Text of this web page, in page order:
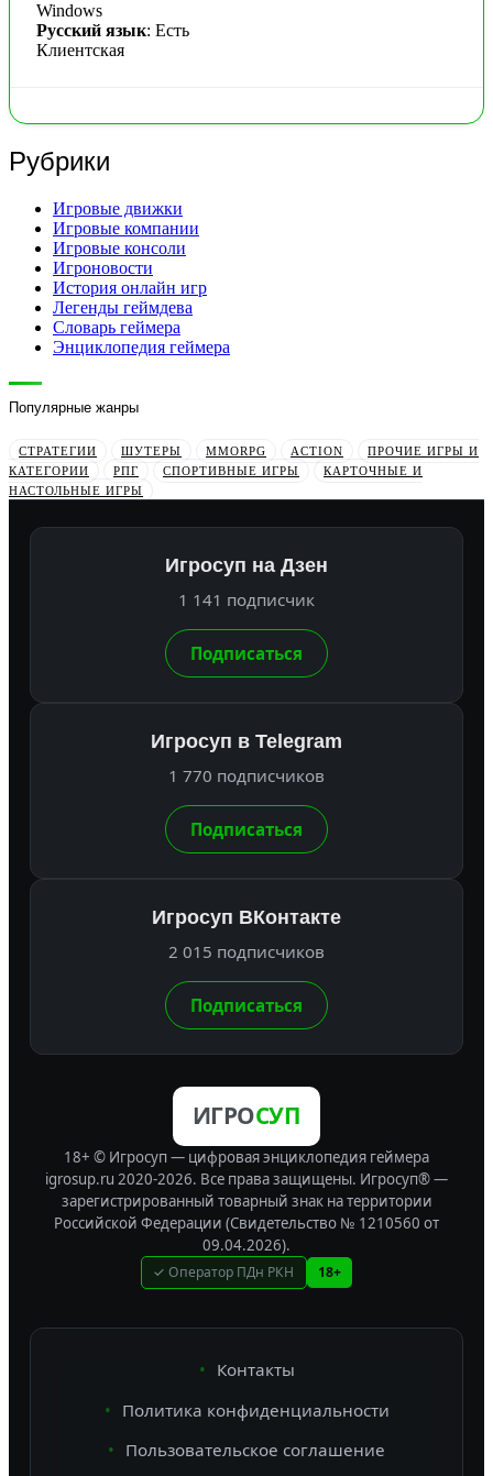
Windows
Русский язык: Есть
Клиентская
Рубрики
Игровые движки
Игровые компании
Игровые консоли
Игроновости
История онлайн игр
Легенды геймдева
Словарь геймера
Энциклопедия геймера
Популярные жанры
СТРАТЕГИИ ШУТЕРЫ MMORPG ACTION
ПРОЧИЕ ИГРЫ И
КАТЕГОРИИ
РПГ СПОРТИВНЫЕ ИГРЫ
КАРТОЧНЫЕ И
НАСТОЛЬНЫЕ ИГРЫ
Игросуп на Дзен
1 141 подписчик
Подписаться
Игросуп в Telegram
1 770 подписчиков
Подписаться
Игросуп ВКонтакте
2 015 подписчиков
Подписаться
ИГРОСУП
18+ © Игросуп — цифровая энциклопедия геймера
igrosup.ru 2020-2026. Все права защищены. Игросуп® —
зарегистрированный товарный знак на территории
Российской Федерации (Свидетельство № 1210560 от
09.04.2026).
✓ Оператор ПДн РКН 18+
Контакты
Политика конфиденциальности
Пользовательское соглашение